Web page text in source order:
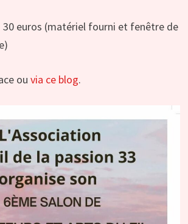
30 euros (matériel fourni et fenêtre de
ou via ce blog.